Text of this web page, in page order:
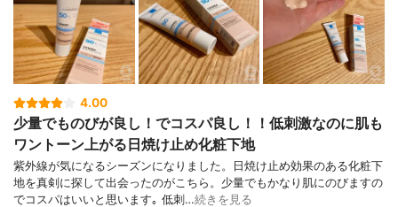
4.00
少量でものびが良し！でコスパ良し！！低刺激なのに肌も
ワントーン上がる日焼け止め化粧下地
紫外線が気になるシーズンになりました。日焼け止め効果のある化粧下
地を真剣に探して出会ったのがこちら。少量でもかなり肌にのびますの
でコスパはいいと思います｡ 低刺…続きを見る